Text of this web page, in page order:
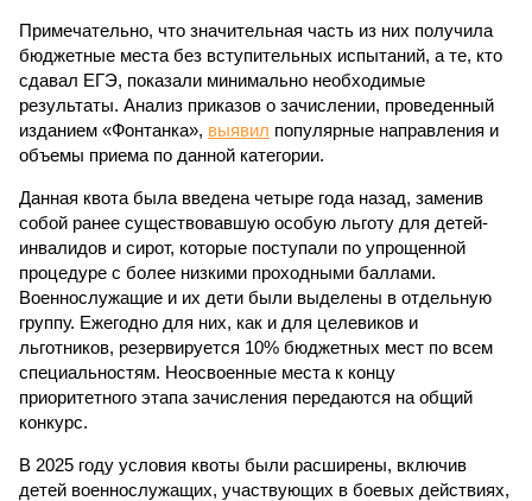
Примечательно, что значительная часть из них получила
бюджетные места без вступительных испытаний, а те, кто
сдавал ЕГЭ, показали минимально необходимые
результаты. Анализ приказов о зачислении, проведенный
изданием «Фонтанка», выявил популярные направления и
объемы приема по данной категории.
Данная квота была введена четыре года назад, заменив
собой ранее существовавшую особую льготу для детей-
инвалидов и сирот, которые поступали по упрощенной
процедуре с более низкими проходными баллами.
Военнослужащие и их дети были выделены в отдельную
группу. Ежегодно для них, как и для целевиков и
льготников, резервируется 10% бюджетных мест по всем
специальностям. Неосвоенные места к концу
приоритетного этапа зачисления передаются на общий
конкурс.
В 2025 году условия квоты были расширены, включив
детей военнослужащих, участвующих в боевых действиях,